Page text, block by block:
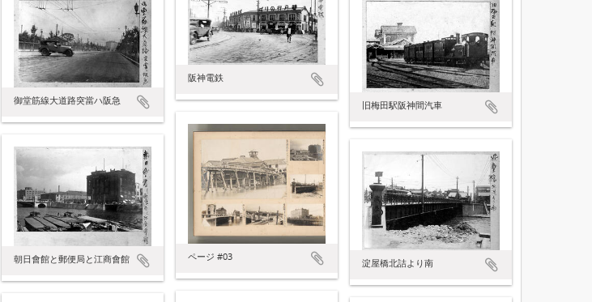
旧梅田駅阪神間汽車
阪神電鉄
御堂筋線大道路突當ハ阪急
ページ #03
朝日會館と郵便局と江商會館
淀屋橋北詰より南